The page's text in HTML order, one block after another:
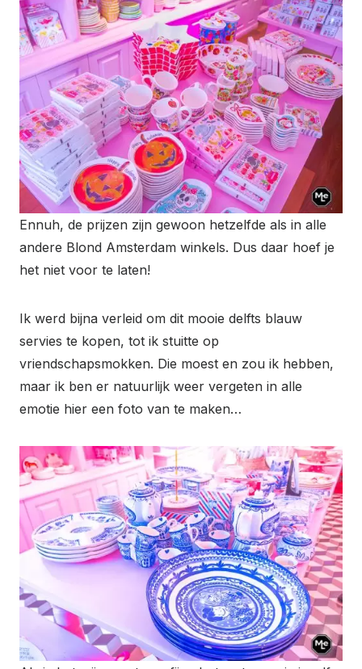
Ennuh, de prijzen zijn gewoon hetzelfde als in alle
andere Blond Amsterdam winkels. Dus daar hoef je
het niet voor te laten!
Ik werd bijna verleid om dit mooie delfts blauw
servies te kopen, tot ik stuitte op
vriendschapsmokken. Die moest en zou ik hebben,
maar ik ben er natuurlijk weer vergeten in alle
emotie hier een foto van te maken…